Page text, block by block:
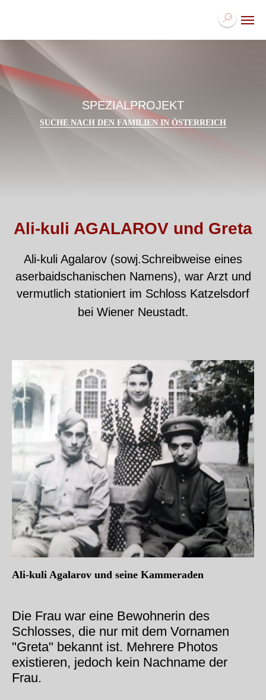
SPEZIALPROJEKT
SUCHE NACH DEN FAMILIEN IN ÖSTERREICH
Ali-kuli AGALAROV und Greta
Ali-kuli Agalarov (sowj.Schreibweise eines
aserbaidschanischen Namens), war Arzt und
vermutlich stationiert im Schloss Katzelsdorf
bei Wiener Neustadt.
Ali-kuli Agalarov und seine Kammeraden
Die Frau war eine Bewohnerin des
Schlosses, die nur mit dem Vornamen
"Greta" bekannt ist. Mehrere Photos
existieren, jedoch kein Nachname der
Frau.